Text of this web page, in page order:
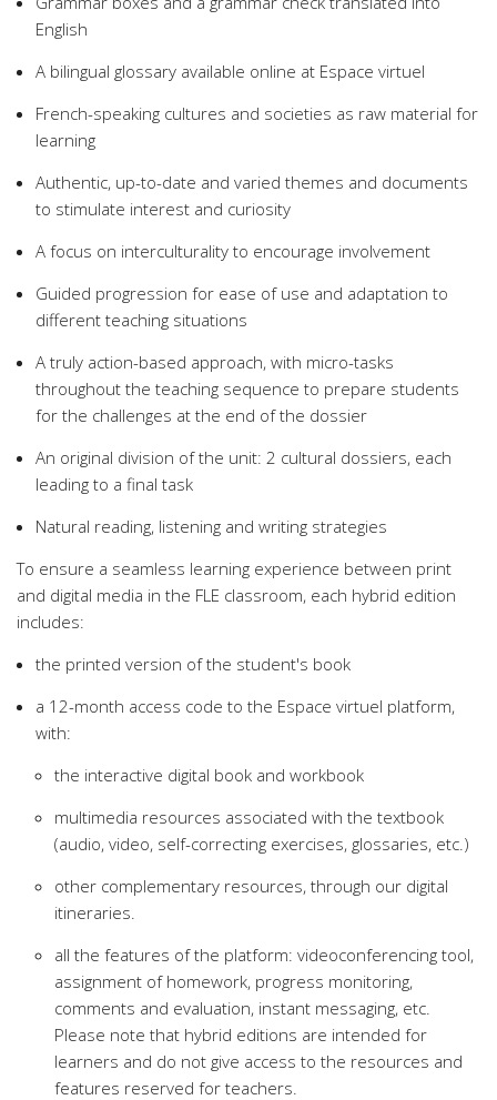
English
A bilingual glossary available online at Espace virtuel
French-speaking cultures and societies as raw material for
learning
Authentic, up-to-date and varied themes and documents
to stimulate interest and curiosity
A focus on interculturality to encourage involvement
Guided progression for ease of use and adaptation to
different teaching situations
A truly action-based approach, with micro-tasks
throughout the teaching sequence to prepare students
for the challenges at the end of the dossier
An original division of the unit: 2 cultural dossiers, each
leading to a final task
Natural reading, listening and writing strategies
To ensure a seamless learning experience between print
and digital media in the FLE classroom, each hybrid edition
includes:
the printed version of the student's book
a 12-month access code to the Espace virtuel platform,
with:
the interactive digital book and workbook
multimedia resources associated with the textbook
(audio, video, self-correcting exercises, glossaries, etc.)
other complementary resources, through our digital
itineraries.
all the features of the platform: videoconferencing tool,
assignment of homework, progress monitoring,
comments and evaluation, instant messaging, etc.
Please note that hybrid editions are intended for
learners and do not give access to the resources and
features reserved for teachers.